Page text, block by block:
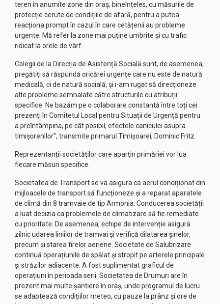
teren în anumite zone din oraș, bineînțeles, cu măsurile de
protecție cerute de condițiile de afară, pentru a putea
reacționa prompt în cazul în care cetățenii au probleme
urgente. Mă refer la zone mai puține umbrite și cu trafic
ridicat la orele de vârf.
Colegii de la Direcția de Asistență Socială sunt, de asemenea,
pregătiți să răspundă oricărei urgențe care nu este de natură
medicală, ci de natură socială, și i-am rugat să direcționeze
alte probleme semnalate către structurile cu atribuții
specifice. Ne bazăm pe o colaborare constantă între toți cei
prezenți în Comitetul Local pentru Situații de Urgență pentru
a preîntâmpina, pe cât posibil, efectele caniculei asupra
timișorenilor”, transmite primarul Timișoarei, Dominic Fritz.
Reprezentanții societăților care aparțin primăriei vor lua
fiecare măsuri specifice.
Societatea de Transport se va asigura ca aerul condiționat din
mijloacele de transport să funcționeze și a reparat aparatele
de climă din 8 tramvaie de tip Armonia. Conducerea societății
a luat decizia ca problemele de climatizare să fie remediate
cu prioritate. De asemenea, echipe de intervenție asigură
zilnic udarea liniilor de tramvai și verifică dilatarea șinelor,
precum și starea firelor aeriene. Societate de Salubrizare
continuă operațiunile de spălat și stropit pe arterele principale
și străzilor adiacente. A fost suplimentat graficul de
operațiuni în perioada serii. Societatea de Drumuri are în
prezent mai multe șantiere în oraș, unde programul de lucru
se adaptează condițiilor meteo, cu pauze la prânz și ore de